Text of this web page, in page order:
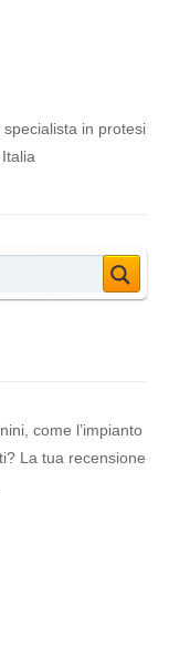
come l’impianto
La tua recensione